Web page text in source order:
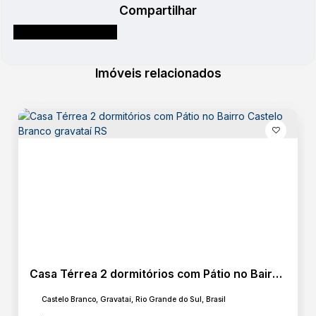
Compartilhar
Imóveis relacionados
Casa Térrea 2 dormitórios com Pátio no Bairro Castelo Branco gravataí RS
Castelo Branco, Gravataí, Rio Grande do Sul, Brasil